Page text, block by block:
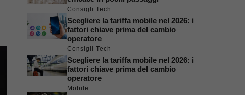
Consigli Tech
Scegliere la tariffa mobile nel 2026: i
fattori chiave prima del cambio
operatore
Consigli Tech
Scegliere la tariffa mobile nel 2026: i
fattori chiave prima del cambio
operatore
Mobile